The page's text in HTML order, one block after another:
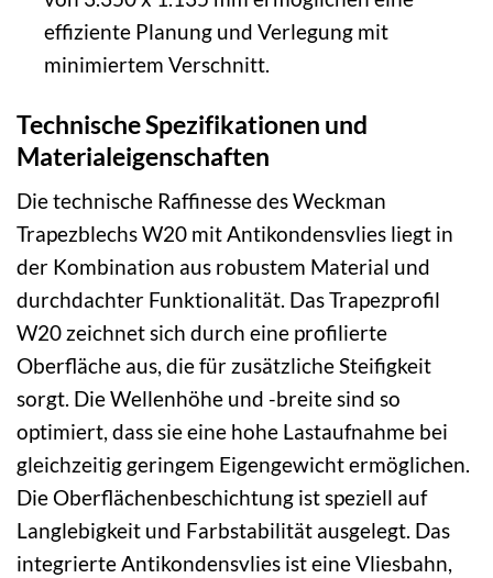
effiziente Planung und Verlegung mit
minimiertem Verschnitt.
Technische Spezifikationen und
Materialeigenschaften
Die technische Raffinesse des Weckman
Trapezblechs W20 mit Antikondensvlies liegt in
der Kombination aus robustem Material und
durchdachter Funktionalität. Das Trapezprofil
W20 zeichnet sich durch eine profilierte
Oberfläche aus, die für zusätzliche Steifigkeit
sorgt. Die Wellenhöhe und -breite sind so
optimiert, dass sie eine hohe Lastaufnahme bei
gleichzeitig geringem Eigengewicht ermöglichen.
Die Oberflächenbeschichtung ist speziell auf
Langlebigkeit und Farbstabilität ausgelegt. Das
integrierte Antikondensvlies ist eine Vliesbahn,